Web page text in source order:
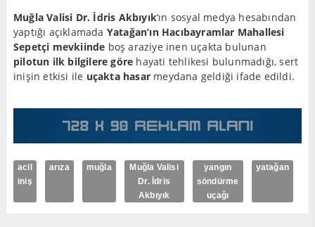
Muğla Valisi Dr. İdris Akbıyık‘ın sosyal medya hesabından
yaptığı açıklamada Yatağan’ın Hacıbayramlar Mahallesi
Sepetçi mevkiinde boş araziye inen uçakta bulunan
pilotun ilk bilgilere göre hayati tehlikesi bulunmadığı, sert
inişin etkisi ile uçakta hasar meydana geldiği ifade edildi.
acil
iniş
arıza muğla
Muğla Valisi
Dr. İdris
Akbıyık
yangın
söndürme
uçağı
yatağan